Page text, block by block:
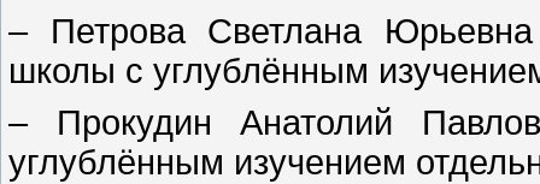
– Петрова Светлана
школы с углублённым
– Прокудин Анатолий
углублённым изучением